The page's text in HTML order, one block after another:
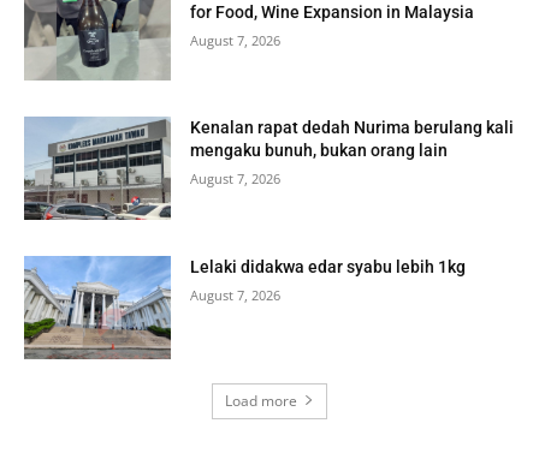
for Food, Wine Expansion in Malaysia
August 7, 2026
Kenalan rapat dedah Nurima berulang kali
mengaku bunuh, bukan orang lain
August 7, 2026
Lelaki didakwa edar syabu lebih 1kg
August 7, 2026
Load more